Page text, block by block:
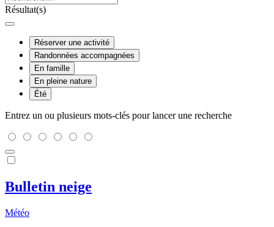
Résultat(s)
Réserver une activité
Randonnées accompagnées
En famille
En pleine nature
Été
Entrez un ou plusieurs mots-clés pour lancer une recherche
Bulletin neige
Météo